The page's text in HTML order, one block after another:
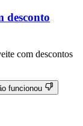
desconto
com descontos
funcionou